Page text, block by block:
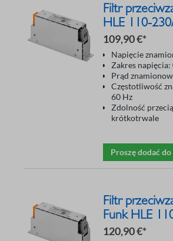
Filtr
HLE 110-
109,90 €*
Napięcie
Zakres napięcia:
Prąd
Częstotliwość
60 Hz
Zdolność
krótkotrwale
Proszę dodać
Filtr
Funk HLE
120,90 €*